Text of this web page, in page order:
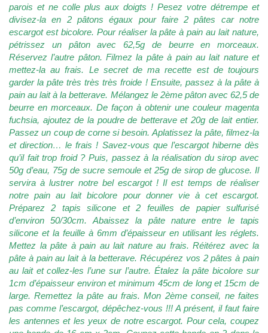
parois et ne colle plus aux doigts ! Pesez votre détrempe et
divisez-la en 2 pâtons égaux pour faire 2 pâtes car notre
escargot est bicolore. Pour réaliser la pâte à pain au lait nature,
pétrissez un pâton avec 62,5g de beurre en morceaux.
Réservez l’autre pâton. Filmez la pâte à pain au lait nature et
mettez-la au frais. Le secret de ma recette est de toujours
garder la pâte très très très froide ! Ensuite, passez à la pâte à
pain au lait à la betterave. Mélangez le 2ème pâton avec 62,5 de
beurre en morceaux. De façon à obtenir une couleur magenta
fuchsia, ajoutez de la poudre de betterave et 20g de lait entier.
Passez un coup de corne si besoin. Aplatissez la pâte, filmez-la
et direction… le frais ! Savez-vous que l’escargot hiberne dès
qu’il fait trop froid ? Puis, passez à la réalisation du sirop avec
50g d’eau, 75g de sucre semoule et 25g de sirop de glucose. Il
servira à lustrer notre bel escargot ! Il est temps de réaliser
notre pain au lait bicolore pour donner vie à cet escargot.
Préparez 2 tapis silicone et 2 feuilles de papier sulfurisé
d’environ 50/30cm. Abaissez la pâte nature entre le tapis
silicone et la feuille à 6mm d’épaisseur en utilisant les réglets.
Mettez la pâte à pain au lait nature au frais. Réitérez avec la
pâte à pain au lait à la betterave. Récupérez vos 2 pâtes à pain
au lait et collez-les l’une sur l’autre. Étalez la pâte bicolore sur
1cm d’épaisseur environ et minimum 45cm de long et 15cm de
large. Remettez la pâte au frais. Mon 2ème conseil, ne faites
pas comme l’escargot, dépêchez-vous !!! A présent, il faut faire
les antennes et les yeux de notre escargot. Pour cela, coupez